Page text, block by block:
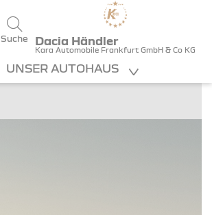
Suche Dacia Händler
Kara Automobile Frankfurt GmbH & Co KG
UNSER AUTOHAUS